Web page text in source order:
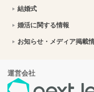
2026年7月21日
2026年7月21日
2026年7月21日
2026年7月17日
結婚式
婚活に関する情報
お知らせ・メディア掲載
運営会社